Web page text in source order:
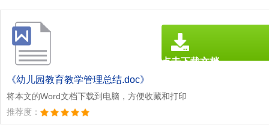
《幼儿园教育教学管理总结.doc》
将本文的Word文档下载到电脑，方便收藏和打印
推荐度：
点击下载文档